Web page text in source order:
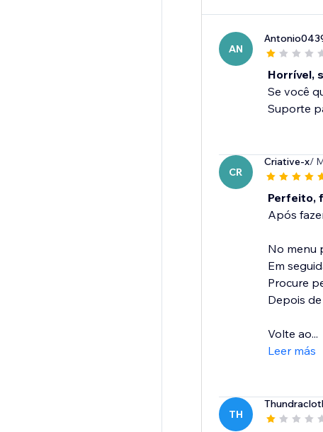
AN
Horrível,
Se você
Suporte
CR
Criative-x/
Perfeito,
Após
No menu
Em
Procure
Depois
Volte ao...
Leer más
TH